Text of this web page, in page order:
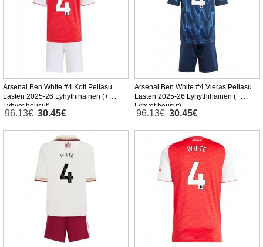
Arsenal Ben White #4 Koti Peliasu
Lasten 2025-26 Lyhythihainen (+
Lyhyet housut)
96.13€ 30.45€
Arsenal Ben White #4 Vieras Peliasu
Lasten 2025-26 Lyhythihainen (+
Lyhyet housut)
96.13€ 30.45€